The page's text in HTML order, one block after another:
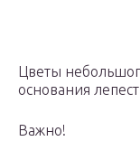
Цветы
основания
Важно!